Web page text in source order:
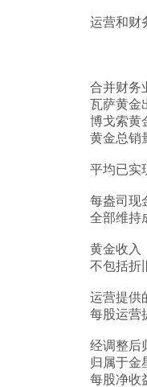
运营和财
合并财务
瓦萨黄金
博戈索黄
黄金总销
平均已实
每盎司现
全部维持
黄金收入
不包括折
运营提供
每股运营
经调整后
归属于金
每股净收